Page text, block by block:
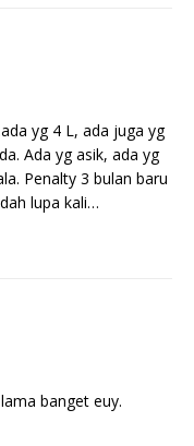
yg 4 L, ada juga yg
Ada yg asik, ada yg
Penalty 3 bulan baru
lupa kali…
banget euy.